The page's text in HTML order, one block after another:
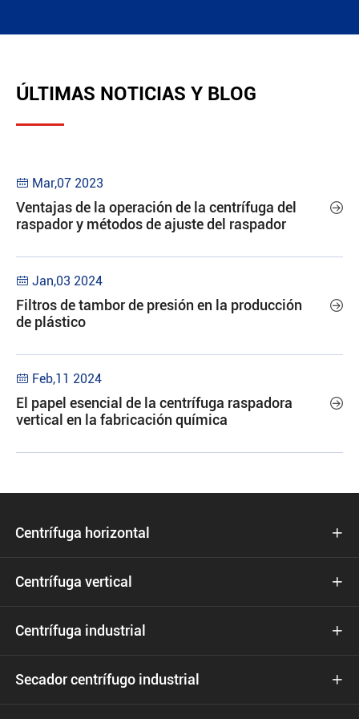
ÚLTIMAS NOTICIAS Y BLOG
 Mar,07 2023
Ventajas de la operación de la centrífuga del
raspador y métodos de ajuste del raspador

 Jan,03 2024
Filtros de tambor de presión en la producción
de plástico

 Feb,11 2024
El papel esencial de la centrífuga raspadora
vertical en la fabricación química

Centrífuga horizontal 
Centrífuga vertical 
Centrífuga industrial 
Secador centrífugo industrial 